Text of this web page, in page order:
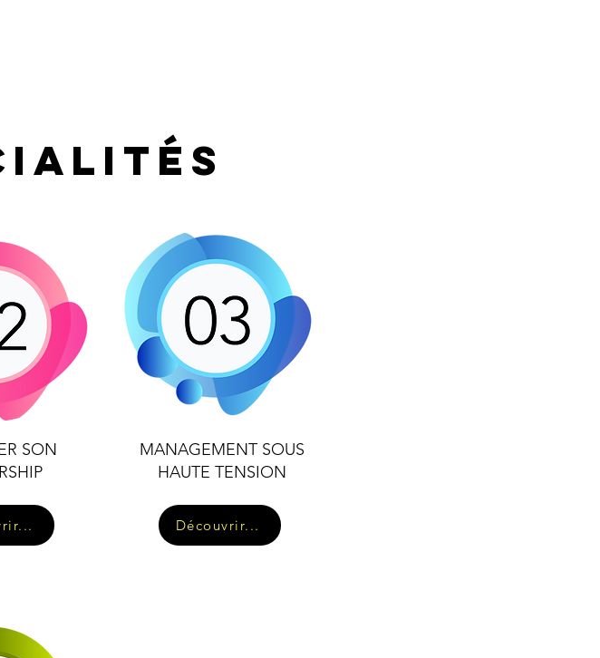
SON
MANAGEMENT SOUS
HAUTE TENSION
Découvrir...